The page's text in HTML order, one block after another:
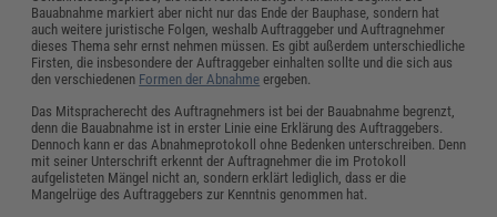
Bauabnahme markiert aber nicht nur das Ende der Bauphase, sondern hat
auch weitere juristische Folgen, weshalb Auftraggeber und Auftragnehmer
dieses Thema sehr ernst nehmen müssen. Es gibt außerdem unterschiedliche
Firsten, die insbesondere der Auftraggeber einhalten sollte und die sich aus
den verschiedenen Formen der Abnahme ergeben.
Das Mitspracherecht des Auftragnehmers ist bei der Bauabnahme begrenzt,
denn die Bauabnahme ist in erster Linie eine Erklärung des Auftraggebers.
Dennoch kann er das Abnahmeprotokoll ohne Bedenken unterschreiben. Denn
mit seiner Unterschrift erkennt der Auftragnehmer die im Protokoll
aufgelisteten Mängel nicht an, sondern erklärt lediglich, dass er die
Mangelrüge des Auftraggebers zur Kenntnis genommen hat.